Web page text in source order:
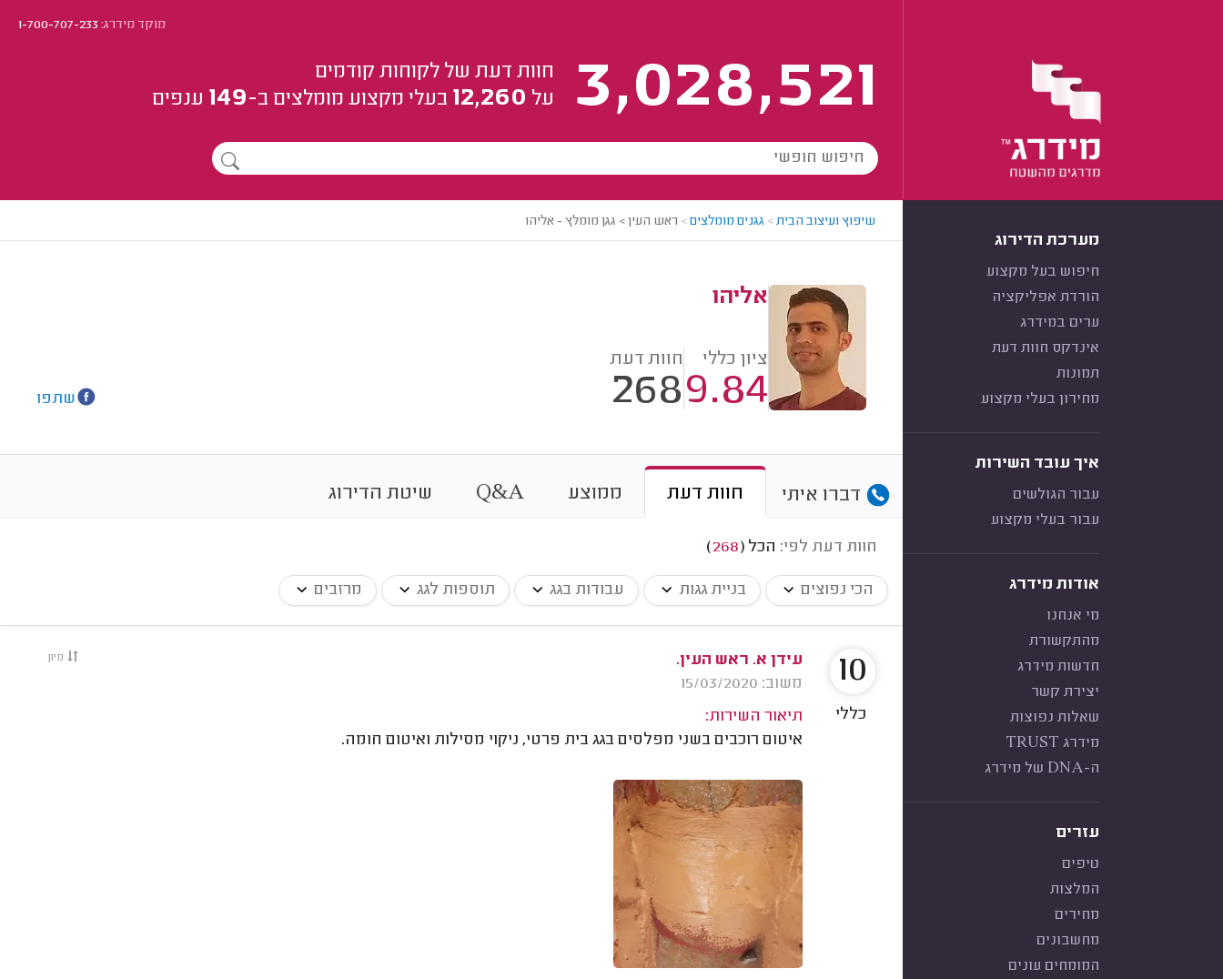
מוקד מידרג:1-700-707-233
3,028,521
חוות דעת של לקוחות קודמים
על 12,260 בעלי מקצוע מומלצים ב-149 ענפים
מערכת הדירוג
חיפוש בעל מקצוע
הורדת אפליקציה
ערים במידרג
אינדקס חוות דעת
תמונות
מחירון בעלי מקצוע
איך עובד השירות
עבור הגולשים
עבור בעלי מקצוע
אודות מידרג
מי אנחנו
מהתקשורת
חדשות מידרג
יצירת קשר
שאלות נפוצות
מידרג TRUST
ה-DNA של מידרג
עזרים
טיפים
המלצות
מחירים
מחשבונים
המומחים עונים
שיפוץ ועיצוב הבית> גגנים מומלצים> ראש העין > גגן מומלץ - אליהו
אליהו
ציון כללי
9.84
חוות דעת
268 שתפו
דברו איתי חוות דעת ממוצע Q&A שיטת הדירוג
חוות דעת לפי: הכל (
268
)
הכי נפוצים בניית גגות עבודות בגג תוספות לגג מרזבים
מיון
עידן א. ראש העין.
משוב: 15/03/2020
תיאור השירות:
איטום רוכבים בשני מפלסים בגג בית פרטי, ניקוי מסילות ואיטום חומה.
10
כללי